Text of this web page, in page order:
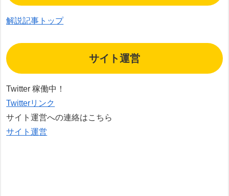
解説記事トップ
サイト運営
Twitter 稼働中！
Twitterリンク
サイト運営への連絡はこちら
サイト運営